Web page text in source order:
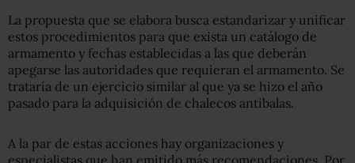
La propuesta que se elabora busca estandarizar y unificar
estos procedimientos para que exista un catálogo de
armamento y fechas establecidas a las que deberán
apegarse las autoridades que requieran el armamento. Se
trataría de un ejercicio similar al que ya se hizo el año
pasado para la adquisición de chalecos antibalas.
A la par de estas acciones hay organizaciones y
especialistas que han emitido más recomendaciones. Por